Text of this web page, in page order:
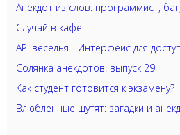
Анекдот из слов: программист,
Случай в кафе
API веселья - Интерфейс для
Солянка анекдотов. выпуск 29
Как студент готовится к экзамену?
Влюбленные шутят: загадки и